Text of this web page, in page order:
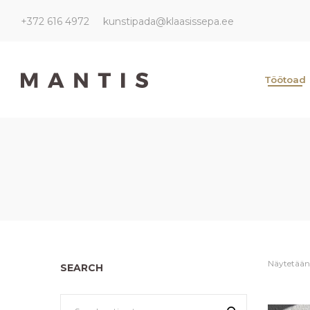
+372 616 4972 kunstipada@klaasissepa.ee
Kunstipada
Kunstipada Töötoad
SEARCH